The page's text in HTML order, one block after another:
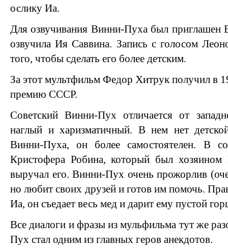
ослику Иа.
Для озвучивания Винни-Пуха был приглашен
озвучила Ия Саввина. Запись с голосом
того, чтобы сделать его более детским.
За этот мультфильм Федор Хитрук получил в
премию СССР.
Советский Винни-Пух отличается от
наглый и харизматичный. В нем нет
Винни-Пуха, он более самостоятелен. В
Кристофера Робина, который был
выручал его. Винни-Пух очень прожорлив
но любит своих друзей и готов им помочь.
Иа, он съедает весь мед и дарит ему пустой
Все диалоги и фразы из мульфильма тут же
Пух стал одним из главных геров анекдотов.